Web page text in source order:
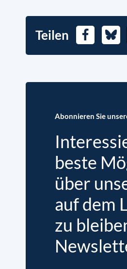
Teilen Facebook
Abonnieren Sie
beste
über
auf dem
zu